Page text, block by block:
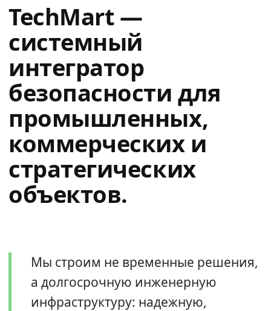
TechMart —
системный
интегратор
безопасности для
промышленных,
коммерческих и
стратегических
объектов.
Мы строим не временные решения,
а долгосрочную инженерную
инфраструктуру: надежную,